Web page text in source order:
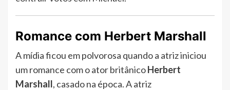
Romance com Herbert Marshall
A mídia ficou em polvorosa quando a atriz iniciou
um romance com o ator britânicoHerbert
Marshall, casado na época. A atriz